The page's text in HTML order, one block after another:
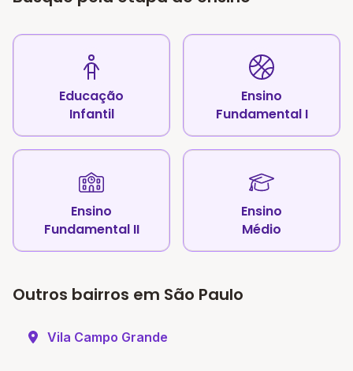
Educação
Infantil
Ensino
Fundamental I
Ensino
Fundamental II
Ensino
Médio
Outros bairros em São Paulo
Vila Campo Grande